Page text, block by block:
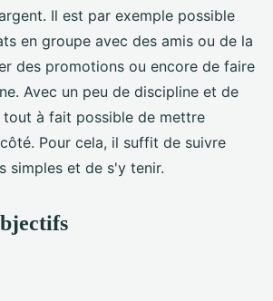
Il est par exemple possible
en groupe avec des amis ou de la
des promotions ou encore de faire
Avec un peu de discipline et de
à fait possible de mettre
Pour cela, il suffit de suivre
simples et de s'y tenir.